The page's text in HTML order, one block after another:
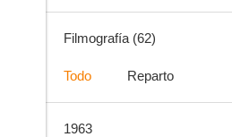
Filmografía (62)
Todo Reparto
1963